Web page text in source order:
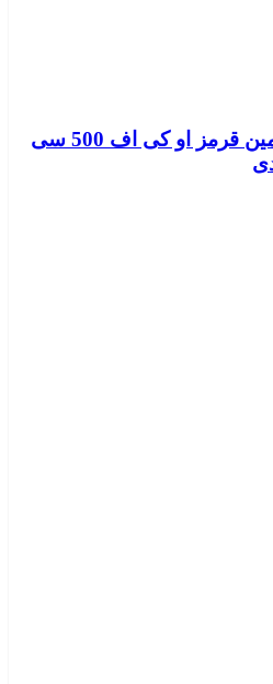
اسموتی مولتی ویتامین قرمز او کی اف 500 سی